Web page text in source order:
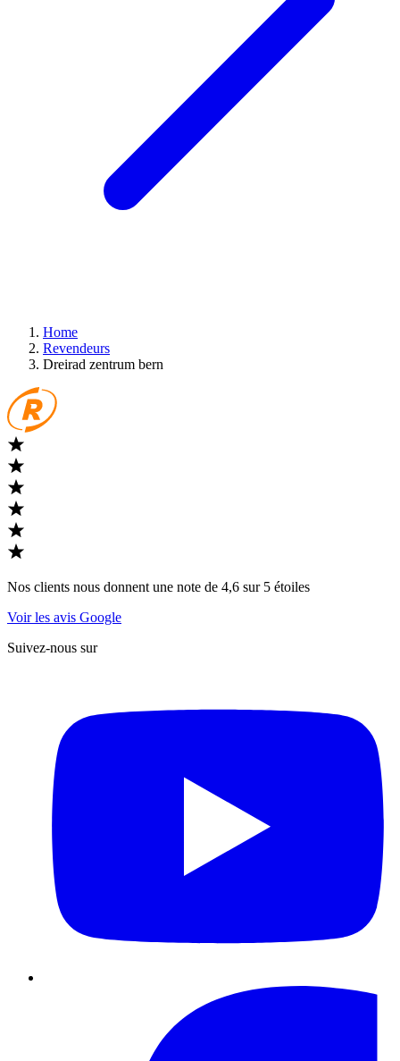
Home
Revendeurs
Dreirad zentrum bern
Nos clients nous donnent une note de 4,6 sur 5 étoiles
Voir les avis Google
Suivez-nous sur